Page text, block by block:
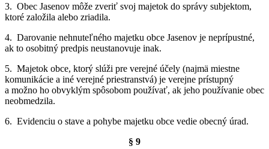
3. Obec Jasenov môže zveriť svoj majetok do správy subjektom,
ktoré založila alebo zriadila.
4. Darovanie nehnuteľného majetku obce Jasenov je neprípustné,
ak to osobitný predpis neustanovuje inak.
5. Majetok obce, ktorý slúži pre verejné účely (najmä miestne
komunikácie a iné verejné priestranstvá) je verejne prístupný
a možno ho obvyklým spôsobom používať, ak jeho používanie obec
neobmedzila.
6. Evidenciu o stave a pohybe majetku obce vedie obecný úrad.
§ 9